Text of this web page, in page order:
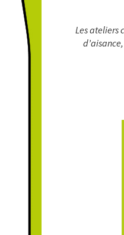
Les ateliers
d’aisance,